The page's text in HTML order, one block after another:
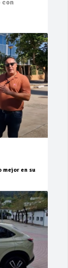
con
mejor en su